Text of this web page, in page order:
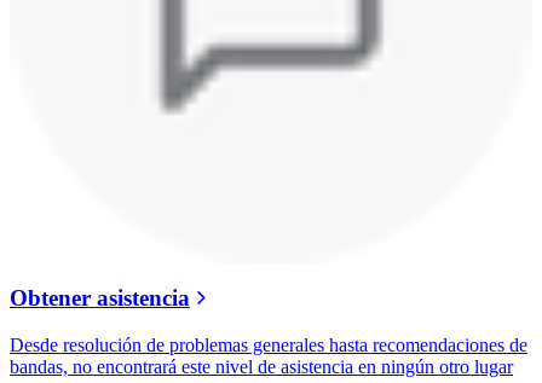
Obtener asistencia
Desde resolución de problemas generales hasta recomendaciones de
bandas, no encontrará este nivel de asistencia en ningún otro lugar